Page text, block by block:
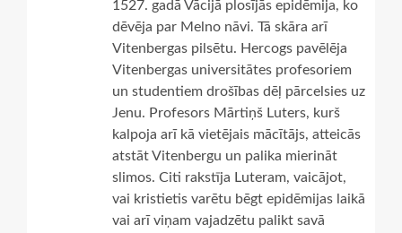
1527. gadā Vācijā plosījās epidēmija, ko
dēvēja par Melno nāvi. Tā skāra arī
Vitenbergas pilsētu. Hercogs pavēlēja
Vitenbergas universitātes profesoriem
un studentiem drošības dēļ pārcelsies uz
Jenu. Profesors Mārtiņš Luters, kurš
kalpoja arī kā vietējais mācītājs, atteicās
atstāt Vitenbergu un palika mierināt
slimos. Citi rakstīja Luteram, vaicājot,
vai kristietis varētu bēgt epidēmijas laikā
vai arī viņam vajadzētu palikt savā